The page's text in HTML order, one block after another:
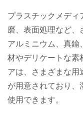
プラスチックメデ
磨、表面処理など、
アルミニウム、真
材やデリケートな素
アは、さまざまな
が用意されており
使用できます。